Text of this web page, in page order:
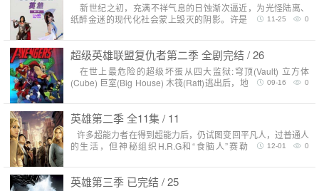
新世纪之初，充满不祥气息的日蚀渐次逼近，为光怪陆离、
纸醉金迷的现代化社会蒙上毁灭的阴影。许是命运的安排，在
殊的能..
0
11-25
超级英雄联盟复仇者第二季 全剧完结 / 26
在世上最危险的超级坏蛋从四大监狱:穹顶(Vault) 立方体
(Cube) 巨室(Big House) 木筏(Raft)逃出后，地球上最伟大的六
0
09-16
英雄第二季 全11集 / 11
许多超能力者在得到超能力后，仍试图变回平凡人，过普通人
的生活，但神秘组织H.R.G和“食脑人”赛勒（扎克瑞·昆图
0
12-01
英雄第三季 已完结 / 25